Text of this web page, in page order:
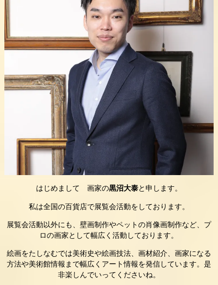
はじめまして 画家の黒沼大泰と申します。
私は全国の百貨店で展覧会活動をしております。
展覧会活動以外にも、壁画制作やペットの肖像画制作など、プ
ロの画家として幅広く活動しております。
絵画をたしなむでは美術史や絵画技法、画材紹介、画家になる
方法や美術館情報まで幅広くアート情報を発信しています。是
非楽しんでいってくださいね。